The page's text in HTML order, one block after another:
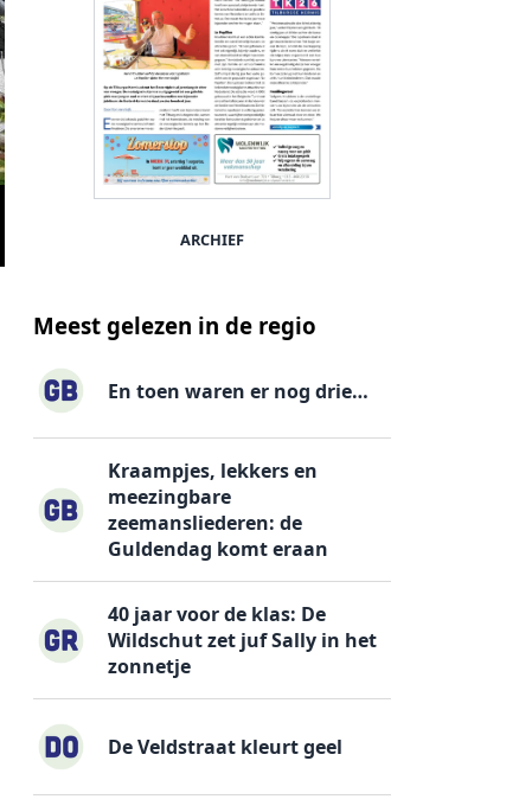
ARCHIEF
Meest gelezen in de regio
En toen waren er nog drie…
Kraampjes, lekkers en
meezingbare
zeemansliederen: de
Guldendag komt eraan
40 jaar voor de klas: De
Wildschut zet juf Sally in het
zonnetje
De Veldstraat kleurt geel